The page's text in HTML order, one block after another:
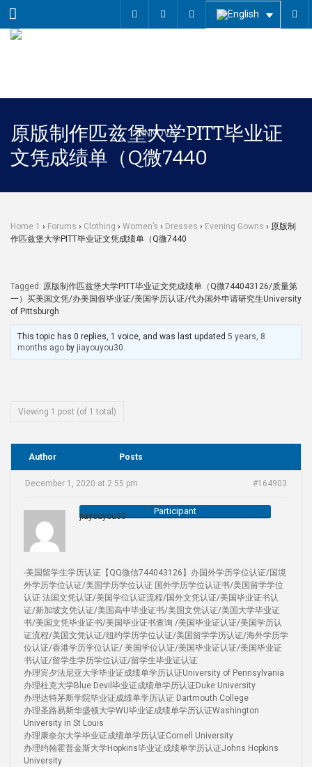
Menu
原版制作匹兹堡大学PITT毕业证
文凭成绩单（Q微7440
Home 1 › Forums › Clothing › Women’s › Dresses › Evening Gowns › 原版制
作匹兹堡大学PITT毕业证文凭成绩单（Q微7440
Tagged: 原版制作匹兹堡大学PITT毕业证文凭成绩单（Q微744043126/质量第
一）买美国文凭/办美国假毕业证/美国学历认证/代办国外申请研究生University
of Pittsburgh
This topic has 0 replies, 1 voice, and was last updated5 years, 8
months ago by jiayouyou30.
Viewing 1 post (of 1 total)
Author Posts
December 1, 2020 at 2:55 pm #164903
jiayouyou30 Participant
-美国留学生学历认证【QQ微信744043126】办国外学历学位认证/国境
外学历学位认证/美国学历学位认证 国外学历学位认证书/美国留学学位
认证 法国文凭认证/美国学位认证流程/国外文凭认证/美国毕业证书认
证/新加坡文凭认证/美国高中毕业证书/美国文凭认证/美国大学毕业证
书/美国文凭毕业证书/美国毕业证书查询 /美国毕业证认证/美国学历认
证流程/美国文凭认证/纽约学历学位认证/美国留学学历认证/海外学历学
位认证/香港学历学位认证/ 美国学位认证/美国毕业证认证/美国毕业证
书认证/留学生学历学位认证/留学生毕业证认证
办理宾夕法尼亚大学毕业证成绩单学历认证University of Pennsylvania
办理杜克大学Blue Devil毕业证成绩单学历认证Duke University
办理达特茅斯学院毕业证成绩单学历认证 Dartmouth College
办理圣路易斯华盛顿大学WU毕业证成绩单学历认证Washington
University in St Louis
办理康奈尔大学毕业证成绩单学历认证Cornell University
办理约翰霍普金斯大学Hopkins毕业证成绩单学历认证Johns Hopkins
University